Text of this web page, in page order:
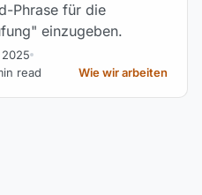
Phrase für die
einzugeben.
read Wie wir arbeiten